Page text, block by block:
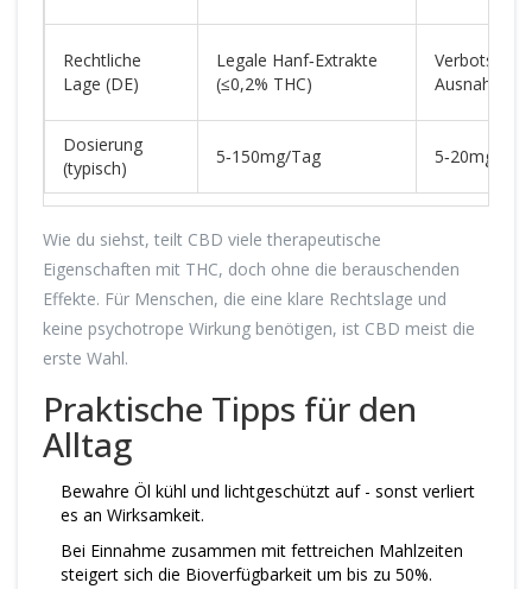
Rechtliche
Lage (DE)
Legale Hanf‑Extrakte
(≤0,2% THC)
Dosierung
(typisch)
5‑150mg/Tag 5‑20mg/Tag
Wie du siehst, teilt CBD viele therapeutische
Eigenschaften mit THC, doch ohne die berauschenden
Effekte. Für Menschen, die eine klare Rechtslage und
keine psychotrope Wirkung benötigen, ist CBD meist die
erste Wahl.
Praktische Tipps für den
Alltag
Bewahre Öl kühl und lichtgeschützt auf - sonst verliert
es an Wirksamkeit.
Bei Einnahme zusammen mit fettreichen Mahlzeiten
steigert sich die Bioverfügbarkeit um bis zu 50%.